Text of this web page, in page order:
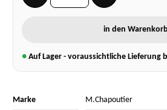
in den Warenkorb
● Auf Lager - voraussichtliche Lieferung
Marke M.Chapoutier